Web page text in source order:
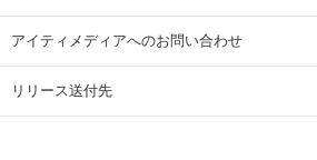
アイティメディアへのお問い合わせ
リリース送付先